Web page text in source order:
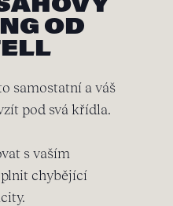
OD
samostatní a váš
pod svá křídla.
s vaším
chybějící